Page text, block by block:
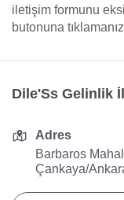
iletişim formunu
butonuna
Dile'Ss Gelinlik
Adres
Barbaros
Çankaya/